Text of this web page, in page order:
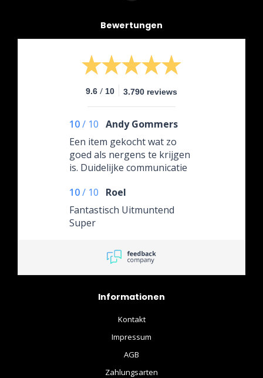
Bewertungen
9.6 / 10 3.790 reviews
10/ 10 Andy Gommers
Een item gekocht wat zo
goed als nergens te krijgen
is. Duidelijke communicatie
10/ 10
Roel
Fantastisch Uitmuntend
Super
Informationen
Kontakt
Impressum
AGB
Zahlungsarten